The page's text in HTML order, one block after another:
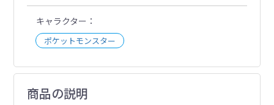
キャラクター
ポケットモンスター
商品の説明